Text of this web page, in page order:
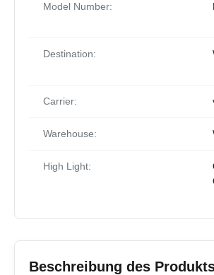
Model Number:
Destination:
Carrier:
Warehouse:
High Light:
Beschreibung des